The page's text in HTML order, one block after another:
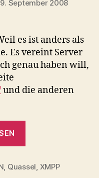
September 2008
es ist anders als
Es vereint Server
genau haben will,
und die anderen
IRC-
, Quassel, XMPP